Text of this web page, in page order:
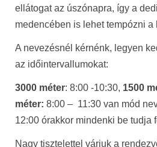
ellátogat az úszónapra, így a
medencében is lehet tempózni a
A nevezésnél kérnénk, legyen
az időintervallumokat:
3000 méter: 8:00 -10:30, 1500
méter: 8:00 – 11:30 van mód
12:00 órakkor mindenki be tudja
Nagy tisztelettel várjuk a